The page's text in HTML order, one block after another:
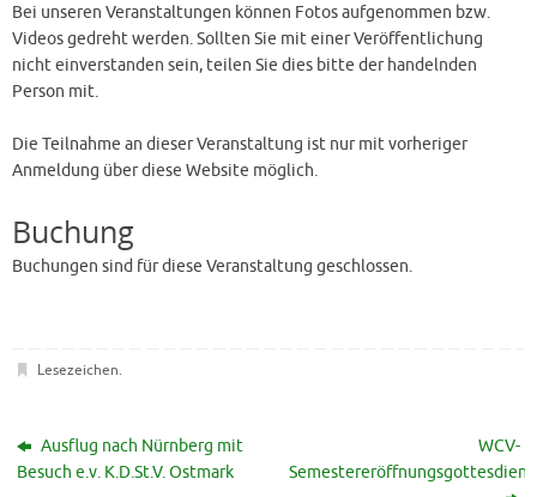
Bei unseren Veranstaltungen können Fotos aufgenommen bzw.
Videos gedreht werden. Sollten Sie mit einer Veröffentlichung
nicht einverstanden sein, teilen Sie dies bitte der handelnden
Person mit.
Die Teilnahme an dieser Veranstaltung ist nur mit vorheriger
Anmeldung über diese Website möglich.
Buchung
Buchungen sind für diese Veranstaltung geschlossen.
Lesezeichen.
Ausflug nach Nürnberg mit
Besuch e.v. K.D.St.V. Ostmark
WCV-